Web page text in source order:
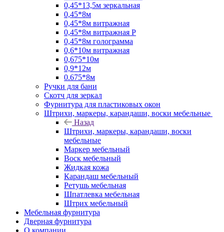
0,45*13,5м зеркальная
0,45*8м
0,45*8м витражная
0,45*8м витражная Р
0,45*8м голограмма
0,6*10м витражная
0,675*10м
0,9*12м
0.675*8м
Ручки для бани
Скотч для зеркал
Фурнитура для пластиковых окон
Штрихи, маркеры, карандаши, воски мебельные
Назад
Штрихи, маркеры, карандаши, воски
мебельные
Маркер мебельный
Воск мебельный
Жидкая кожа
Карандаш мебельный
Ретушь мебельная
Шпатлевка мебельная
Штрих мебельный
Мебельная фурнитура
Дверная фурнитура
О компании